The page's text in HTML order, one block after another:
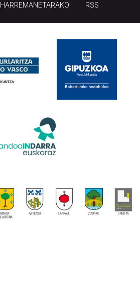
HARREMANETARAKO RSS